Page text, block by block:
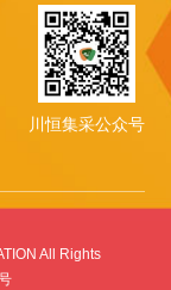
川恒集采公众号
All Rights